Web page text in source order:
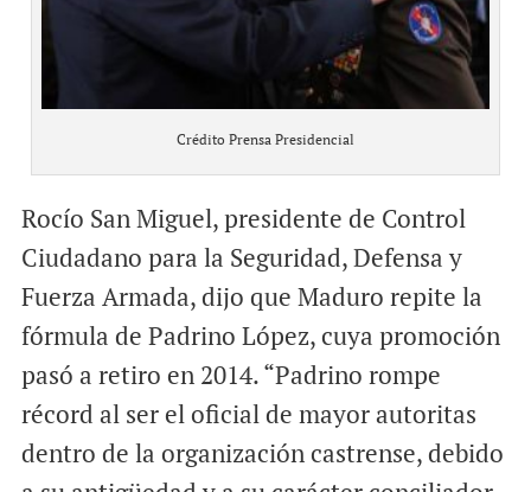
Crédito Prensa Presidencial
Rocío San Miguel, presidente de Control
Ciudadano para la Seguridad, Defensa y
Fuerza Armada, dijo que Maduro repite la
fórmula de Padrino López, cuya promoción
pasó a retiro en 2014. “Padrino rompe
récord al ser el oficial de mayor autoritas
dentro de la organización castrense, debido